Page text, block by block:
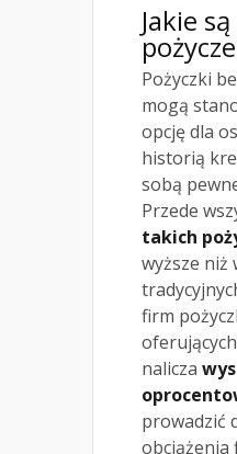
Jakie
Pożyczki
mogą
opcję dla
historią
sobą
Przede
takich
wyższe niż
firm
nalicza
prowadzić
obciążenia